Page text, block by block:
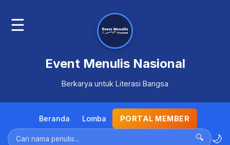
☰
Event Menulis Nasional
Berkarya untuk Literasi Bangsa
Beranda Lomba PORTAL MEMBER
🔍 🌙